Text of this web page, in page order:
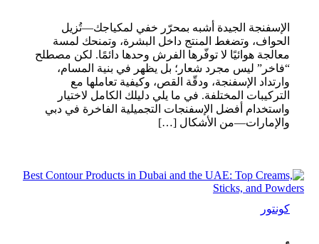
الإسفنجة الجيدة أشبه بمحرّر خفي لمكياجك—تُزيل
الحواف، وتضغط المنتج داخل البشرة، وتمنحك لمسة
معالجة هوائيًا لا توفّرها الفرش وحدها دائمًا. لكن مصطلح
“فاخر” ليس مجرد شعار؛ بل يظهر في بنية المسام،
وارتداد الإسفنجة، ودقّة القص، وكيفية تعاملها مع
التركيبات المختلفة. في ما يلي دليلك الكامل لاختيار
واستخدام أفضل الإسفنجات التجميلية الفاخرة في دبي
والإمارات—من الأشكال […]
كونتور